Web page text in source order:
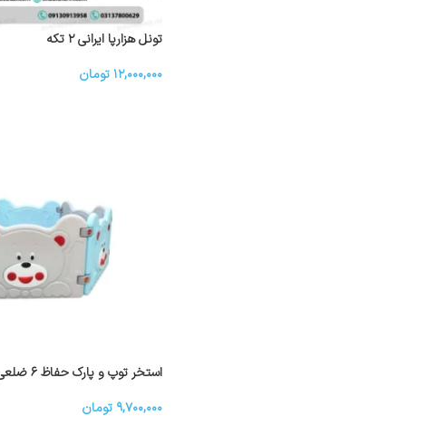
تونل هزارپا ایرانی ۲ تکه
۱۲,۰۰۰,۰۰۰ تومان
استخر توپ و پارک حفاظ ۶ ضلعی مدل خرسی
۹,۷۰۰,۰۰۰ تومان